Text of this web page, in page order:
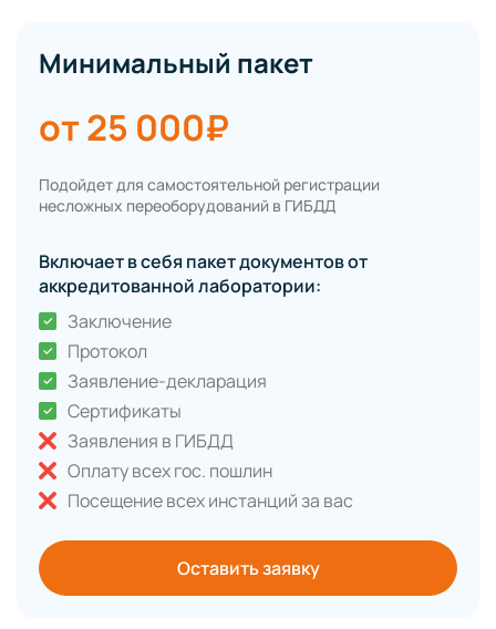
Минимальный пакет
от 25 000₽
Подойдет для самостоятельной регистрации
несложных переоборудований в ГИБДД
Включает в себя пакет документов от
аккредитованной лаборатории:
Заключение
Протокол
Заявление-декларация
Сертификаты
Заявления в ГИБДД
Оплату всех гос. пошлин
Посещение всех инстанций за вас
Оставить заявку